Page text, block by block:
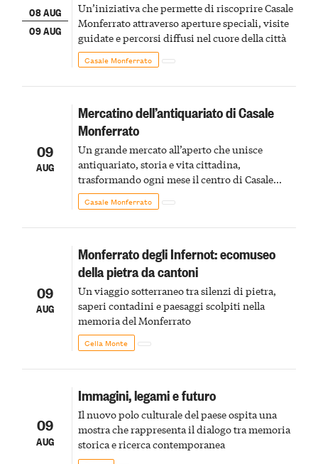
08 AUG
09 AUG
Un’iniziativa che permette di riscoprire Casale
Monferrato attraverso aperture speciali, visite
guidate e percorsi diffusi nel cuore della città
Casale Monferrato
09
AUG
Mercatino dell’antiquariato di Casale
Monferrato
Un grande mercato all’aperto che unisce
antiquariato, storia e vita cittadina,
trasformando ogni mese il centro di Casale
Monferrato in un luogo di scoperta e racconto
Casale Monferrato
09
AUG
Monferrato degli Infernot: ecomuseo
della pietra da cantoni
Un viaggio sotterraneo tra silenzi di pietra,
saperi contadini e paesaggi scolpiti nella
memoria del Monferrato
Cella Monte
09
AUG
Immagini, legami e futuro
Il nuovo polo culturale del paese ospita una
mostra che rappresenta il dialogo tra memoria
storica e ricerca contemporanea